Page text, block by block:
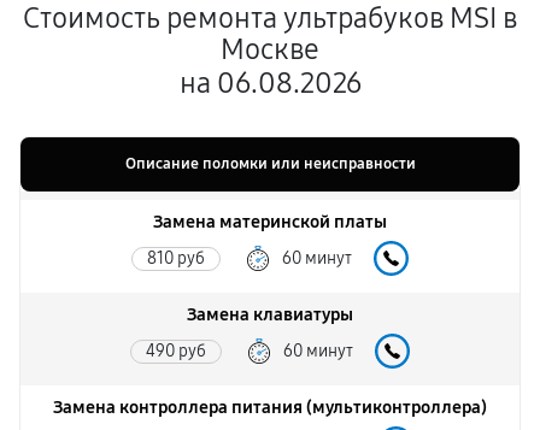
Стоимость ремонта ультрабуков MSI в
Москве
на 06.08.2026
Описание поломки или неисправности
Замена материнской платы
810 руб 60 минут
Замена клавиатуры
490 руб 60 минут
Замена контроллера питания (мультиконтроллера)